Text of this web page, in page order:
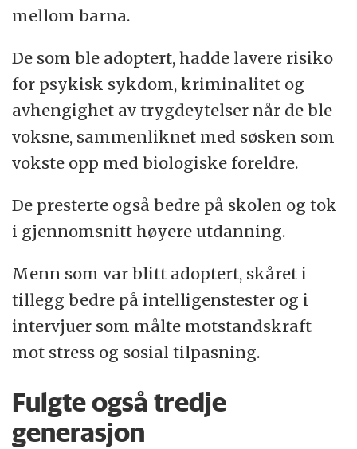
mellom barna.
De som ble adoptert, hadde lavere risiko
for psykisk sykdom, kriminalitet og
avhengighet av trygdeytelser når de ble
voksne, sammenliknet med søsken som
vokste opp med biologiske foreldre.
De presterte også bedre på skolen og tok
i gjennomsnitt høyere utdanning.
Menn som var blitt adoptert, skåret i
tillegg bedre på intelligenstester og i
intervjuer som målte motstandskraft
mot stress og sosial tilpasning.
Fulgte også tredje
generasjon